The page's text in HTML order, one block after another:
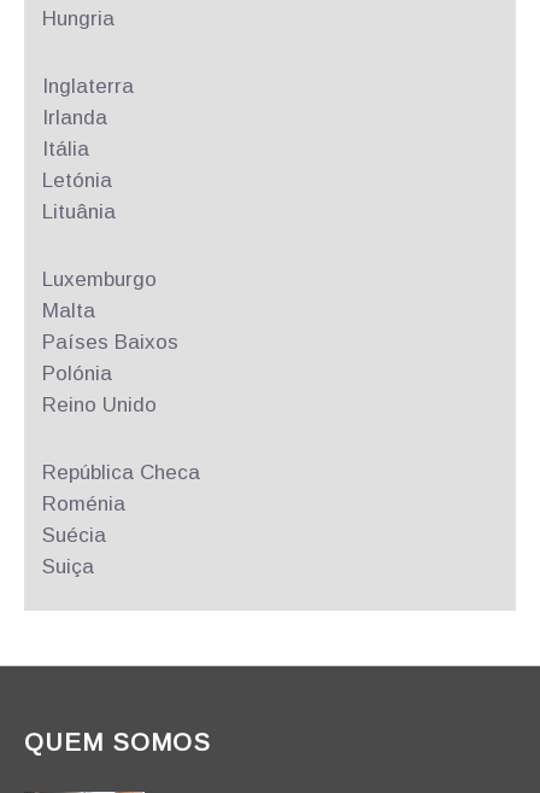
Hungria
Inglaterra
Irlanda
Itália
Letónia
Lituânia
Luxemburgo
Malta
Países Baixos
Polónia
Reino Unido
República Checa
Roménia
Suécia
Suiça
QUEM SOMOS